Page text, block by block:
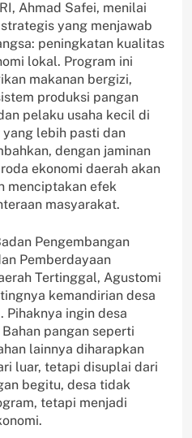
Ahmad Safei, menilai
yang menjawab
peningkatan kualitas
lokal. Program ini
makanan bergizi,
produksi pangan
pelaku usaha kecil di
lebih pasti dan
dengan jaminan
ekonomi daerah akan
menciptakan efek
masyarakat.
Pengembangan
Pemberdayaan
Tertinggal, Agustomi
kemandirian desa
Pihaknya ingin desa
pangan seperti
lainnya diharapkan
luar, tetapi disuplai dari
begitu, desa tidak
tetapi menjadi